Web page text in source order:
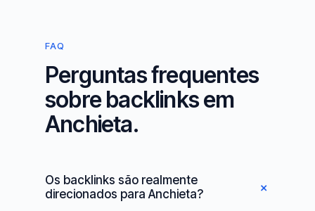
FAQ
Perguntas frequentes
sobre backlinks em
Anchieta.
Os backlinks são realmente
direcionados para Anchieta?